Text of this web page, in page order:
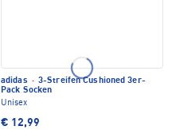
adidas · 3-Streifen Cushioned 3er-
Pack Socken
Unisex
€ 12,99